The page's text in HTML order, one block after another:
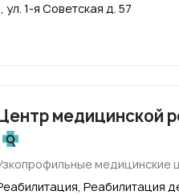
1-я Советская д. 57
медицинской
медицинские
Реабилитация